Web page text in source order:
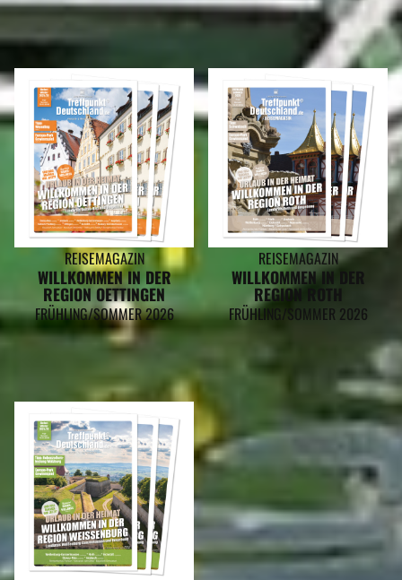
REISEMAGAZIN
WILLKOMMEN IN DER
REGION OETTINGEN
FRÜHLING/SOMMER 2026
REISEMAGAZIN
WILLKOMMEN IN DER
REGION ROTH
FRÜHLING/SOMMER 2026